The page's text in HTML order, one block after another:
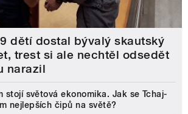
dětí dostal bývalý skautský
trest si ale nechtěl odsedět
narazil
stojí světová ekonomika. Jak se Tchaj-
nejlepších čipů na světě?